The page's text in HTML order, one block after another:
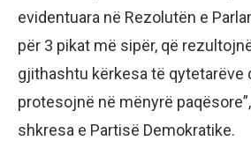
evidentuara në Rezolutën e
për 3 pikat më sipër, që
gjithashtu kërkesa të qytetarëve
protesojnë në mënyrë
shkresa e Partisë Demokratike.